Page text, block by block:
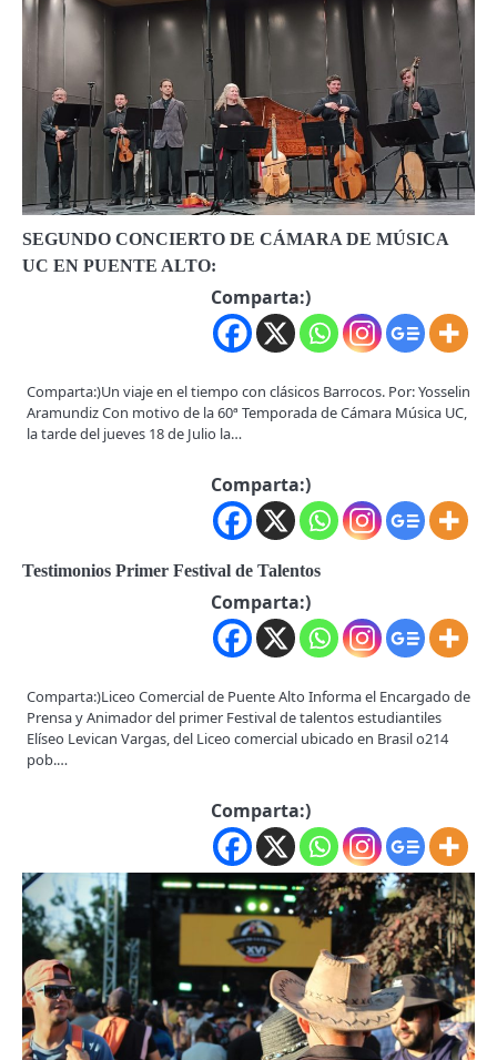
SEGUNDO CONCIERTO DE CÁMARA DE MÚSICA
UC EN PUENTE ALTO:
Comparta:)
Comparta:)Un viaje en el tiempo con clásicos Barrocos. Por: Yosselin
Aramundiz Con motivo de la 60ª Temporada de Cámara Música UC,
la tarde del jueves 18 de Julio la…
Comparta:)
Testimonios Primer Festival de Talentos
Comparta:)
Comparta:)Liceo Comercial de Puente Alto Informa el Encargado de
Prensa y Animador del primer Festival de talentos estudiantiles
Elíseo Levican Vargas, del Liceo comercial ubicado en Brasil o214
pob.…
Comparta:)